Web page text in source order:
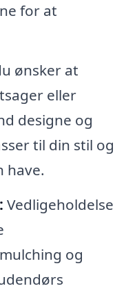
for at
ønsker at
eller
designe og
til din stil og
have.
Vedligeholdelse
og